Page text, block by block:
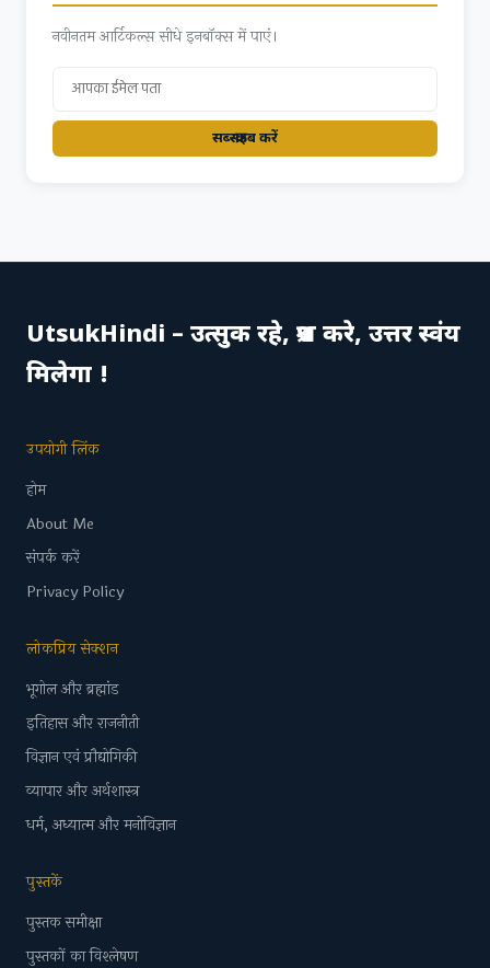
नवीनतम आर्टिकल्स सीधे इनबॉक्स में पाएं।
सब्स्क्राइब करें
UtsukHindi – उत्सुक रहे, प्रश्न करे, उत्तर स्वंय
मिलेगा !
उपयोगी लिंक
होम
About Me
संपर्क करें
Privacy Policy
लोकप्रिय सेक्शन
भूगोल और ब्रह्मांड
इतिहास और राजनीती
विज्ञान एवं प्रौद्योगिकी
व्यापार और अर्थशास्त्र
धर्म, अध्यात्म और मनोविज्ञान
पुस्तकें
पुस्तक समीक्षा
पुस्तकों का विश्लेषण